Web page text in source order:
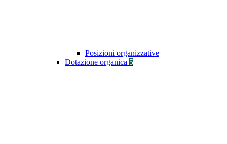
Posizioni organizzative
Dotazione organica 5